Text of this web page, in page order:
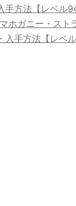
手方法【レベル
ホガニー・スト
入手方法【レベ